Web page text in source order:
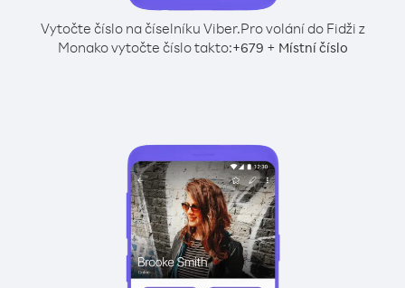
Vytočte číslo na číselníku Viber.Pro volání do Fidži z
Monako vytočte číslo takto:+679 + Místní číslo